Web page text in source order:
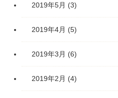
2019年5月 (3)
2019年4月 (5)
2019年3月 (6)
2019年2月 (4)